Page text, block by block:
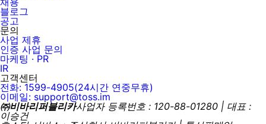
블로그
공고
문의
사업 제휴
인증 사업 문의
마케팅 · PR
IR
고객센터
전화: 1599-4905(24시간 연중무휴)
이메일: support@toss.im
㈜비바리퍼블리카사업자 등록번호 : 120-88-01280 | 대표 :
이승건